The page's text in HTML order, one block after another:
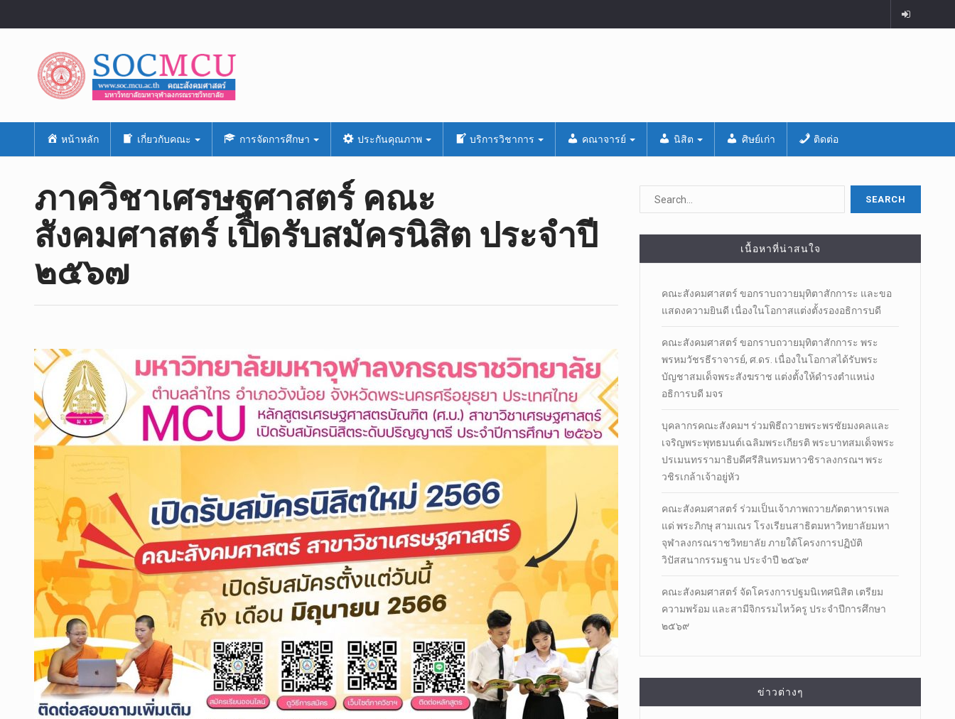
หน้าหลัก เกี่ยวกับคณะ การจัดการศึกษา ประกันคุณภาพ บริการวิชาการ คณาจารย์ นิสิต ศิษย์เก่า ติดต่อ
ภาควิชาเศรษฐศาสตร์ คณะ
สังคมศาสตร์ เปิดรับสมัครนิสิต ประจำปี
๒๕๖๗
เนื้อหาที่น่าสนใจ
คณะสังคมศาสตร์ ขอกราบถวายมุทิตาสักการะ และขอ
แสดงความยินดี เนื่องในโอกาสแต่งตั้งรองอธิการบดี
คณะสังคมศาสตร์ ขอกราบถวายมุทิตาสักการะ พระ
พรหมวัชรธีราจารย์, ศ.ดร. เนื่องในโอกาสได้รับพระ
บัญชาสมเด็จพระสังฆราช แต่งตั้งให้ดำรงตำแหน่ง
อธิการบดี มจร
บุคลากรคณะสังคมฯ ร่วมพิธีถวายพระพรชัยมงคลและ
เจริญพระพุทธมนต์เฉลิมพระเกียรติ พระบาทสมเด็จพระ
ปรเมนทรรามาธิบดีศรีสินทรมหาวชิราลงกรณฯ พระ
วชิรเกล้าเจ้าอยู่หัว
คณะสังคมศาสตร์ ร่วมเป็นเจ้าภาพถวายภัตตาหารเพล
แด่ พระภิกษุ สามเณร โรงเรียนสาธิตมหาวิทยาลัยมหา
จุฬาลงกรณราชวิทยาลัย ภายใต้โครงการปฏิบัติ
วิปัสสนากรรมฐาน ประจำปี ๒๕๖๙
คณะสังคมศาสตร์ จัดโครงการปฐมนิเทศนิสิต เตรียม
ความพร้อม และสามีจิกรรมไหว้ครู ประจำปีการศึกษา
๒๕๖๙
ข่าวต่างๆ